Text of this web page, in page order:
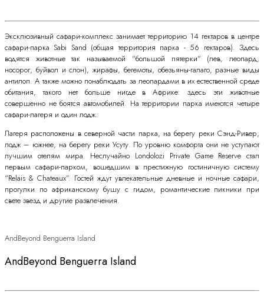
Эксклюзивный сафари-комплекс занимает территорию 14 гектаров в центре
сафари-парка Sabi Sand (общая территория парка - 56 гектаров). Здесь
водятся животные так называемой "большой пятерки" (лев, леопард,
носорог, буйвол и слон), жирафы, бегемоты, обезьяны-галаго, разные виды
антилоп. А также можно понаблюдать за леопардами в их естественной среде
обитания, такого нет больше нигде в Африке: здесь эти животные
совершенно не боятся автомобилей. На территории парка имеются четыре
сафари-лагеря и один лодж.
Лагеря расположены в северной части парка, на берегу реки Сэнд-Ривер,
лодж – южнее, на берегу реки Усуту. По уровню комфорта они не уступают
лучшим отелям мира. Неслучайно Londolozi Private Game Reserve стал
первым сафари-парком, вошедшим в престижную гостиничную систему
“Relais & Chateaux”. Гостей ждут увлекательные дневные и ночные сафари,
прогулки по африканскому бушу с гидом, романтические пикники при
свете звезд и другие развлечения.
AndBeyond Benguerra Island
AndBeyond Benguerra Island